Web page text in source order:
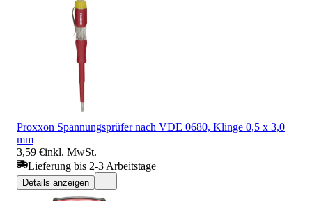
Proxxon Spannungsprüfer nach VDE 0680, Klinge 0,5 x 3,0
mm
3,59 €inkl. MwSt.
Lieferung bis 2-3 Arbeitstage
Details anzeigen